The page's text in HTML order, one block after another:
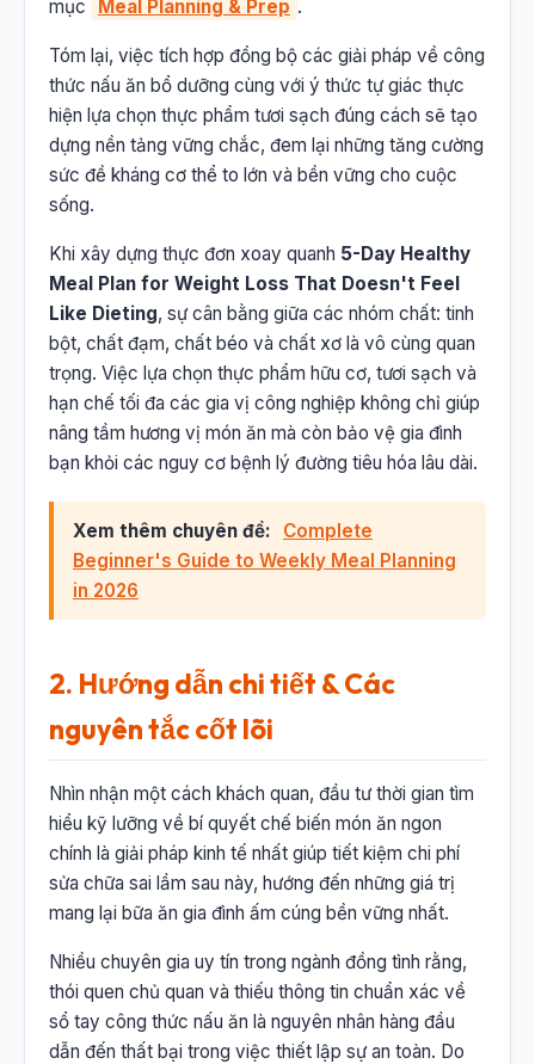
mục
Meal Planning & Prep .
Tóm lại, việc tích hợp đồng bộ các giải pháp về công
thức nấu ăn bổ dưỡng cùng với ý thức tự giác thực
hiện lựa chọn thực phẩm tươi sạch đúng cách sẽ tạo
dựng nền tảng vững chắc, đem lại những tăng cường
sức đề kháng cơ thể to lớn và bền vững cho cuộc
sống.
Khi xây dựng thực đơn xoay quanh 5-Day Healthy
Meal Plan for Weight Loss That Doesn't Feel
Like Dieting, sự cân bằng giữa các nhóm chất: tinh
bột, chất đạm, chất béo và chất xơ là vô cùng quan
trọng. Việc lựa chọn thực phẩm hữu cơ, tươi sạch và
hạn chế tối đa các gia vị công nghiệp không chỉ giúp
nâng tầm hương vị món ăn mà còn bảo vệ gia đình
bạn khỏi các nguy cơ bệnh lý đường tiêu hóa lâu dài.
Xem thêm chuyên đề:
Complete
Beginner's Guide to Weekly Meal Planning
in 2026
2. Hướng dẫn chi tiết & Các
nguyên tắc cốt lõi
Nhìn nhận một cách khách quan, đầu tư thời gian tìm
hiểu kỹ lưỡng về bí quyết chế biến món ăn ngon
chính là giải pháp kinh tế nhất giúp tiết kiệm chi phí
sửa chữa sai lầm sau này, hướng đến những giá trị
mang lại bữa ăn gia đình ấm cúng bền vững nhất.
Nhiều chuyên gia uy tín trong ngành đồng tình rằng,
thói quen chủ quan và thiếu thông tin chuẩn xác về
sổ tay công thức nấu ăn là nguyên nhân hàng đầu
dẫn đến thất bại trong việc thiết lập sự an toàn. Do